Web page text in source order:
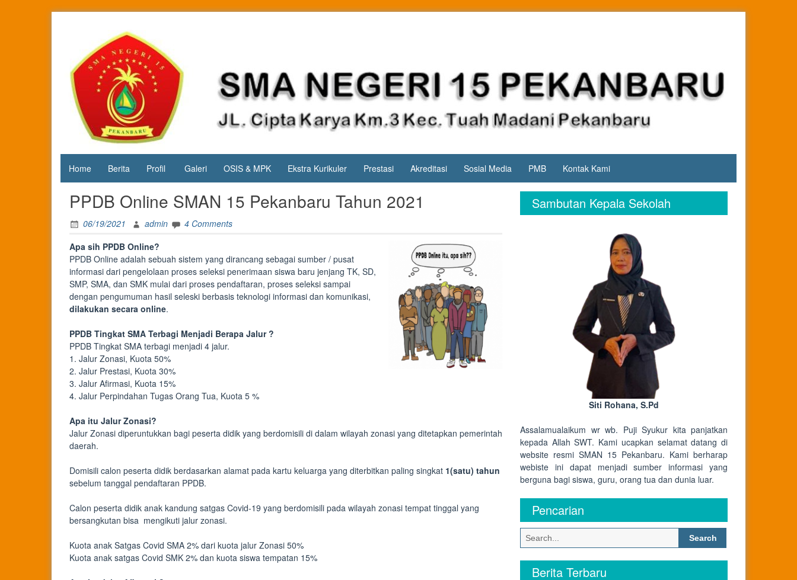
SMA
Negeri 15
Pekanbaru
Jl. Cipta
Karya
KM.3, Kec.
Tuah
Madani,
Kota
Pekanbaru
Home Berita Profil Galeri OSIS & MPK Ekstra Kurikuler Prestasi Akreditasi Sosial Media PMB Kontak Kami
PPDB Online SMAN 15 Pekanbaru Tahun 2021
06/19/2021 admin
4 Comments
Apa sih PPDB Online?
PPDB Online adalah sebuah sistem yang dirancang sebagai sumber / pusat
informasi dari pengelolaan proses seleksi penerimaan siswa baru jenjang TK, SD,
SMP, SMA, dan SMK mulai dari proses pendaftaran, proses seleksi sampai
dengan pengumuman hasil seleski berbasis teknologi informasi dan komunikasi,
dilakukan secara online.
PPDB Tingkat SMA Terbagi Menjadi Berapa Jalur ?
PPDB Tingkat SMA terbagi menjadi 4 jalur.
1. Jalur Zonasi, Kuota 50%
2. Jalur Prestasi, Kuota 30%
3. Jalur Afirmasi, Kuota 15%
4. Jalur Perpindahan Tugas Orang Tua, Kuota 5 %
Apa itu Jalur Zonasi?
Jalur Zonasi diperuntukkan bagi peserta didik yang berdomisili di dalam wilayah zonasi yang ditetapkan pemerintah
daerah.
Domisili calon peserta didik berdasarkan alamat pada kartu keluarga yang diterbitkan paling singkat 1(satu) tahun
sebelum tanggal pendaftaran PPDB.
Calon peserta didik anak kandung satgas Covid-19 yang berdomisili pada wilayah zonasi tempat tinggal yang
bersangkutan bisa mengikuti jalur zonasi.
Kuota anak Satgas Covid SMA 2% dari kuota jalur Zonasi 50%
Kuota anak satgas Covid SMK 2% dan kuota siswa tempatan 15%
Sambutan Kepala Sekolah
Siti Rohana, S.Pd
Assalamualaikum wr wb. Puji Syukur kita panjatkan
kepada Allah SWT. Kami ucapkan selamat datang di
website resmi SMAN 15 Pekanbaru. Kami berharap
webiste ini dapat menjadi sumber informasi yang
berguna bagi siswa, guru, orang tua dan dunia luar.
Pencarian
Search
for:
Berita Terbaru